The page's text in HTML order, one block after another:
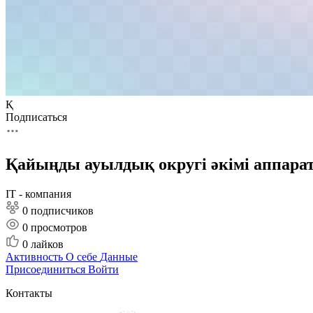
Қ
Подписаться
Қайыңды ауылдық округі әкімі
IT - компания
0 подписчиков
0 просмотров
0 лайков
Активность О себе Данные
Присоединиться Войти
Контакты